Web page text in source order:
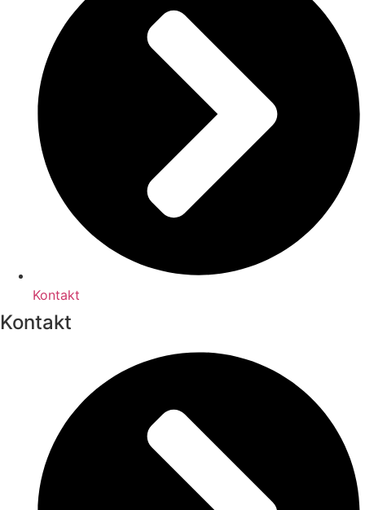
Kontakt
Kontakt